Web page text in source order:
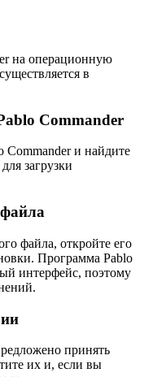
на операционную
в
Commander
Commander и найдите
загрузки
файла, откройте его
Программа Pablo
интерфейс, поэтому
принять
их и, если вы